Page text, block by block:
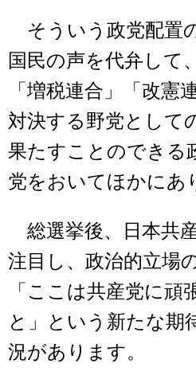
そういう政党配置
国民の声を代弁して
「増税連合」「改憲
対決する野党として
果たすことのできる
党をおいてほかにあ
総選挙後、日本共
注目し、政治的立場
「ここは共産党に頑
と」という新たな期
況があります。